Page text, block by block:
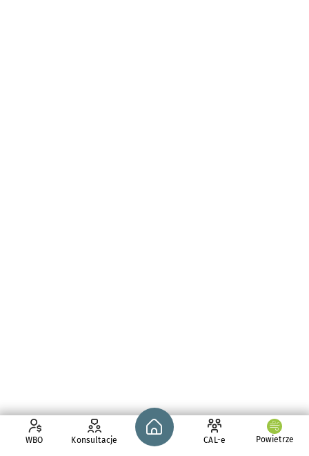
WBO Konsultacje
Strona główna - wroclaw.pl
CAL-e Powietrze